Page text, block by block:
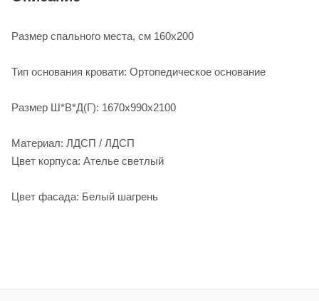
Размер спального места, см 160х200
Тип основания кровати: Ортопедическое основание
Размер Ш*В*Д(Г): 1670х990х2100
Материал: ЛДСП / ЛДСП
Цвет корпуса: Ателье светлый
Цвет фасада: Белый шагрень